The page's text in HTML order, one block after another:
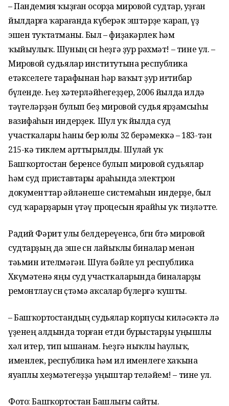
– Пандемия ҡыҙған осорҙа мировой судтар, уҙған
йылдарға ҡарағанда күберәк эштәрҙе ҡарап, үҙ
эшен туҡтатманы. Был – фиҙакәрлек һәм
ҡыйыулыҡ. Шуның өсөн һеҙгә ҙур рәхмәт! – тине ул. –
Мировой судьялар институтына республика
етәкселеге тарафынан һәр ваҡыт ҙур иғтибар
бүленде. Һеҙ хәтерләйһегеҙҙер, 2006 йылда илдә
тәүгеләрҙән булып беҙ мировой судья ярҙамсыһы
вазифаһын индерҙек. Шул уҡ йылда суд
участкалары һаны бер юлы 32 берәмеккә – 183-тән
215-кә тиклем арттырылды. Шулай уҡ
Башҡортостан беренсе булып мировой судьялар
һәм суд приставтары араһында электрон
документтар әйләнеше системаһын индерҙе, был
суд ҡарарҙарын үтәү процесын ярайһы уҡ тиҙләтте.
Радий Фәрит улы белдереүенсә, бөгөн бөтә мировой
судтарҙың да эше өсөн лайыҡлы биналар менән
тәьмин ителмәгән. Шуға бәйле ул республика
Хөкүмәтенә яңы суд участкаларында биналарҙы
ремонтлау өсөн өҫтәмә аҡсалар бүлергә ҡушты.
– Башҡортостандың судьялар корпусы киләсәктә лә
үҙенең алдында торған етди бурыстарҙы уңышлы
хәл итер, тип ышанам. Һеҙгә ныҡлы һаулыҡ,
именлек, республика һәм ил именлеге хаҡына
яуаплы хеҙмәтегеҙҙә уңыштар теләйем! – тине ул.
Фото: Башҡортостан Башлығы сайты.